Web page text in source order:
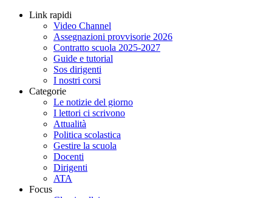
Link rapidi
Video Channel
Assegnazioni provvisorie 2026
Contratto scuola 2025-2027
Guide e tutorial
Sos dirigenti
I nostri corsi
Categorie
Le notizie del giorno
I lettori ci scrivono
Attualità
Politica scolastica
Gestire la scuola
Docenti
Dirigenti
ATA
Focus